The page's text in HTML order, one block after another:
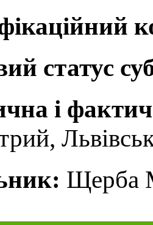
статус
і
Щерба